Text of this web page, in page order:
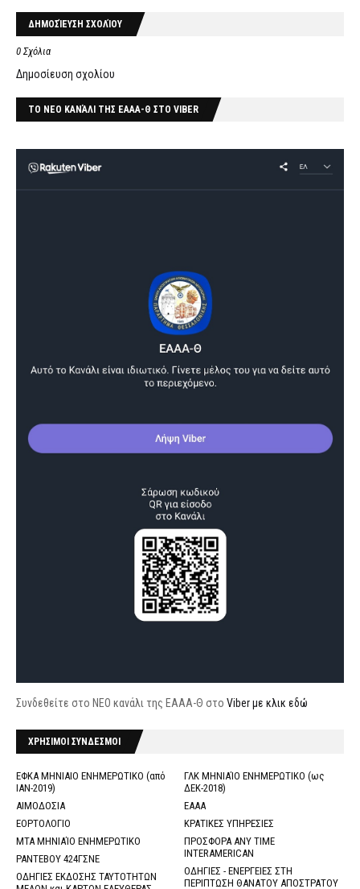
ΔΗΜΟΣΊΕΥΣΗ ΣΧΟΛΊΟΥ
0 Σχόλια
Δημοσίευση σχολίου
ΤΟ ΝΕΟ ΚΑΝΆΛΙ ΤΗΣ ΕΑΑΑ-Θ ΣΤΟ VIBER
Συνδεθείτε στο ΝΕΟ κανάλι της ΕΑΑΑ-Θ στο Viber με κλικ εδώ
ΧΡΗΣΙΜΟΙ ΣΥΝΔΕΣΜΟΙ
ΕΦΚΑ ΜΗΝΙΑΙΟ ΕΝΗΜΕΡΩΤΙΚΟ (από
ΙΑΝ-2019)
ΓΛΚ ΜΗΝΙΑΊΟ ΕΝΗΜΕΡΩΤΙΚΟ (ως
ΔΕΚ-2018)
ΑΙΜΟΔΟΣΙΑ
ΕΑΑΑ
ΕΟΡΤΟΛΟΓΙΟ
ΚΡΑΤΙΚΕΣ ΥΠΗΡΕΣΙΕΣ
ΜΤΑ ΜΗΝΙΑΊΟ ΕΝΗΜΕΡΩΤΙΚΟ
ΠΡΟΣΦΟΡΑ ANY TIME
INTERAMERICAN
ΡΑΝΤΕΒΟΥ 424ΓΣΝΕ
ΟΔΗΓΙΕΣ - ΕΝΕΡΓΕΙΕΣ ΣΤΗ
ΠΕΡΙΠΤΩΣΗ ΘΑΝΑΤΟΥ ΑΠΟΣΤΡΑΤΟΥ
ΟΔΗΓΙΕΣ ΕΚΔΟΣΗΣ ΤΑΥΤΟΤΗΤΩΝ